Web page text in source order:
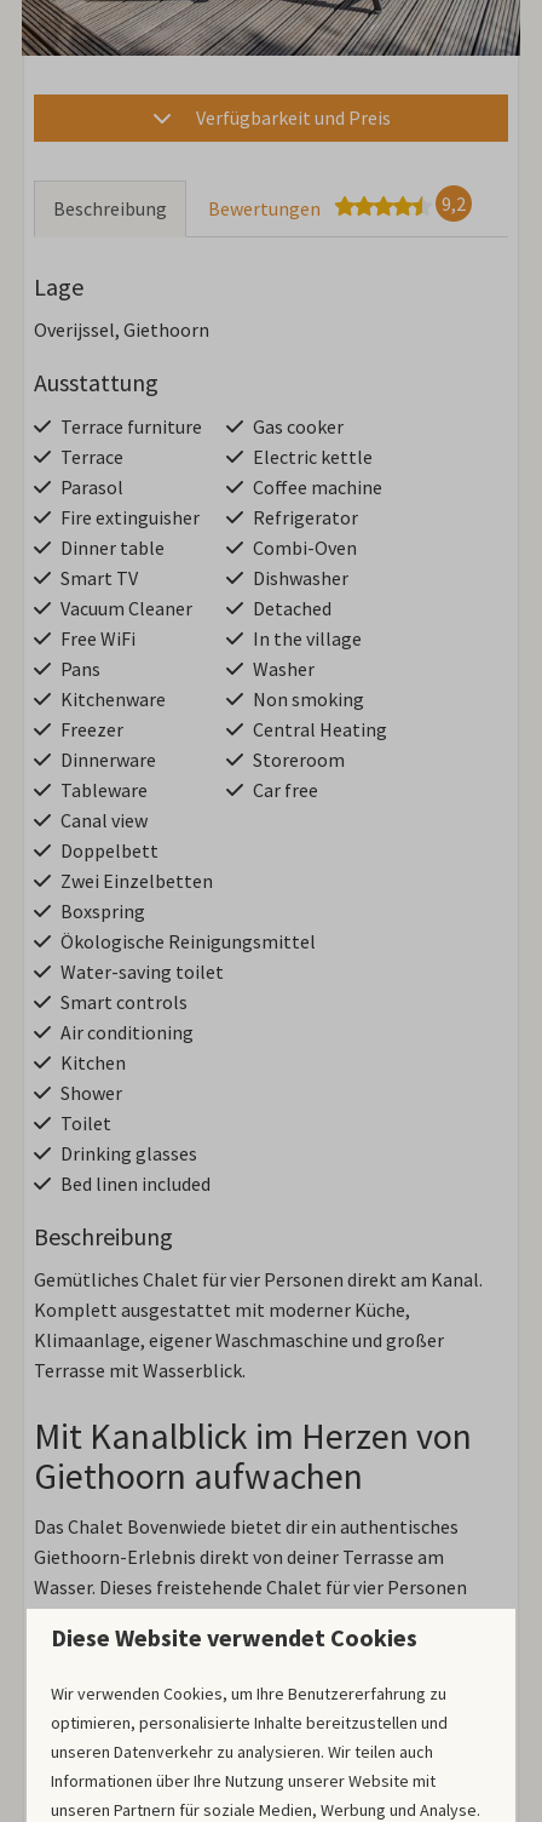
Verfügbarkeit und Preis
Beschreibung Bewertungen 9,2
Lage
Overijssel, Giethoorn
Ausstattung
Terrace furniture
Terrace
Parasol
Fire extinguisher
Dinner table
Smart TV
Vacuum Cleaner
Free WiFi
Pans
Kitchenware
Freezer
Dinnerware
Tableware
Gas cooker
Electric kettle
Coffee machine
Refrigerator
Combi-Oven
Dishwasher
Detached
In the village
Washer
Non smoking
Central Heating
Storeroom
Car free
Canal view
Doppelbett
Zwei Einzelbetten
Boxspring
Ökologische Reinigungsmittel
Water-saving toilet
Smart controls
Air conditioning
Kitchen
Shower
Toilet
Drinking glasses
Bed linen included
Beschreibung
Gemütliches Chalet für vier Personen direkt am Kanal.
Komplett ausgestattet mit moderner Küche,
Klimaanlage, eigener Waschmaschine und großer
Terrasse mit Wasserblick.
Mit Kanalblick im Herzen von
Giethoorn aufwachen
Das Chalet Bovenwiede bietet dir ein authentisches
Giethoorn-Erlebnis direkt von deiner Terrasse am
Wasser. Dieses freistehende Chalet für vier Personen
liegt im autofreien Teil des Dorfes, wo du nur das
Plätschern des Wassers und Vogelgezwitscher hörst.
Drinnen wartet aller Komfort auf dich
Das geräumige Wohnzimmer verfügt über bequeme
Sitzecken und einen Smart-TV für gemütliche Abende. In
der vollständig ausgestatteten Küche findest du einen
Diese Website verwendet Cookies
Wir verwenden Cookies, um Ihre Benutzererfahrung zu
optimieren, personalisierte Inhalte bereitzustellen und
unseren Datenverkehr zu analysieren. Wir teilen auch
Informationen über Ihre Nutzung unserer Website mit
unseren Partnern für soziale Medien, Werbung und Analyse.